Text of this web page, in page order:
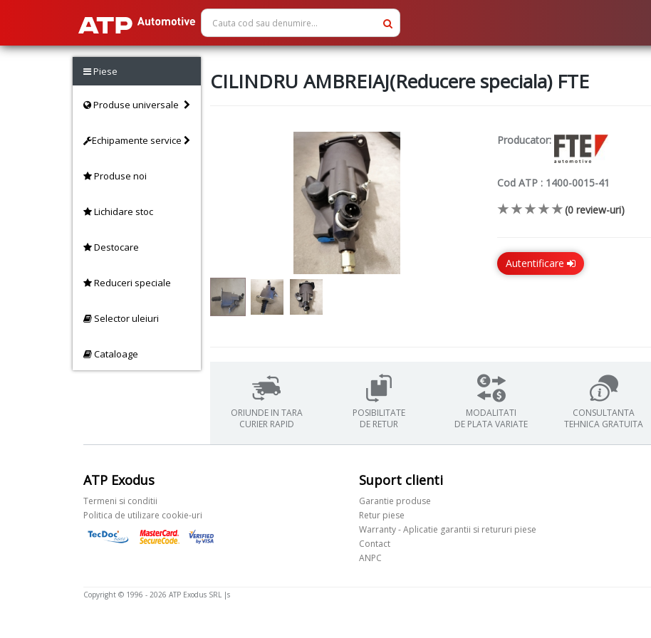
Piese
Produse universale
Echipamente service
Produse noi
Lichidare stoc
Destocare
Reduceri speciale
Selector uleiuri
Cataloage
CILINDRU AMBREIAJ(Reducere speciala) FTE
Producator:
Cod ATP : 1400-0015-41
(0 review-uri)
Autentificare
ORIUNDE IN TARA
CURIER RAPID
POSIBILITATE
DE RETUR
MODALITATI
DE PLATA VARIATE
CONSULTANTA
TEHNICA GRATUITA
ATP Exodus
Termeni si conditii
Politica de utilizare cookie-uri
Suport clienti
Garantie produse
Retur piese
Warranty - Aplicatie garantii si retururi piese
Contact
ANPC
Copyright © 1996 - 2026 ATP Exodus SRL |s